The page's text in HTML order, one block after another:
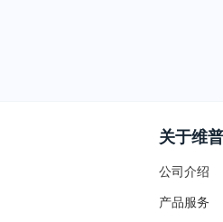
关于维普
公司介绍
产品服务